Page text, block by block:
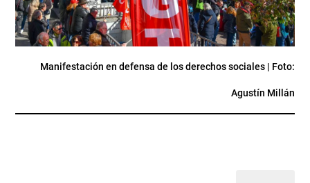
Manifestación en defensa de los derechos sociales | Foto:
Agustín Millán